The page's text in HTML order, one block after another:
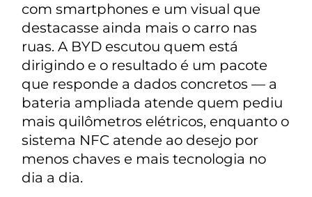
com smartphones e um visual que
destacasse ainda mais o carro nas
ruas. A BYD escutou quem está
dirigindo e o resultado é um pacote
que responde a dados concretos — a
bateria ampliada atende quem pediu
mais quilômetros elétricos, enquanto o
sistema NFC atende ao desejo por
menos chaves e mais tecnologia no
dia a dia.